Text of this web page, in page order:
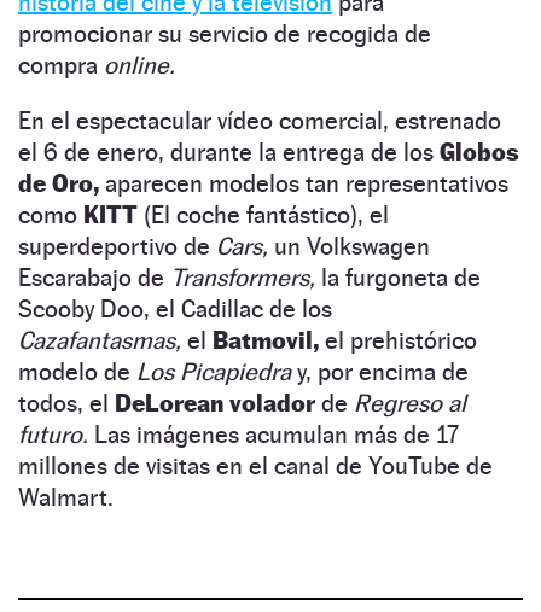
promocionar su servicio de recogida de
compra online.
En el espectacular vídeo comercial, estrenado
el 6 de enero, durante la entrega de los Globos
de Oro, aparecen modelos tan representativos
como KITT (El coche fantástico), el
superdeportivo de Cars, un Volkswagen
Escarabajo de Transformers, la furgoneta de
Scooby Doo, el Cadillac de los
Cazafantasmas, el Batmovil, el prehistórico
modelo de Los Picapiedray, por encima de
todos, el DeLorean voladorde Regreso al
futuro. Las imágenes acumulan más de 17
millones de visitas en el canal de YouTube de
Walmart.